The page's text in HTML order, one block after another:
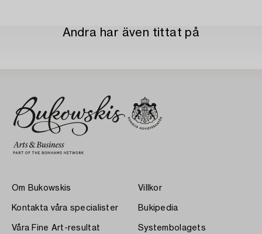
Andra har även tittat på
Om Bukowskis
Kontakta våra specialister
Våra Fine Art-resultat
Villkor
Bukipedia
Systembolagets